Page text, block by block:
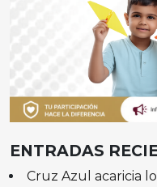
ENTRADAS
Cruz Azul acaricia